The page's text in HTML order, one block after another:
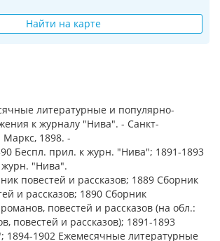
Найти на карте
литературные и популярно-
к журналу "Нива". - Санкт-
1898. -
Беспл. прил. к журн. "Нива"; 1891-1893
"Нива".
повестей и рассказов; 1889 Сборник
и рассказов; 1890 Сборник
повестей и рассказов (на обл.:
повестей и рассказов); 1891-1893
1894-1902 Ежемесячные литературные